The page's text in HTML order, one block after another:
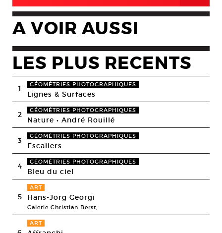
A VOIR AUSSI
LES PLUS RECENTS
1 GÉOMÉTRIES PHOTOGRAPHIQUES
Lignes & Surfaces
2 GÉOMÉTRIES PHOTOGRAPHIQUES
Nature • André Rouillé
3 GÉOMÉTRIES PHOTOGRAPHIQUES
Escaliers
4 GÉOMÉTRIES PHOTOGRAPHIQUES
Bleu du ciel
5
ART
Hans-Jörg Georgi
Galerie Christian Berst,
ART